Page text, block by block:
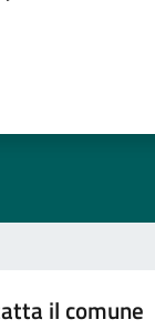
il comune